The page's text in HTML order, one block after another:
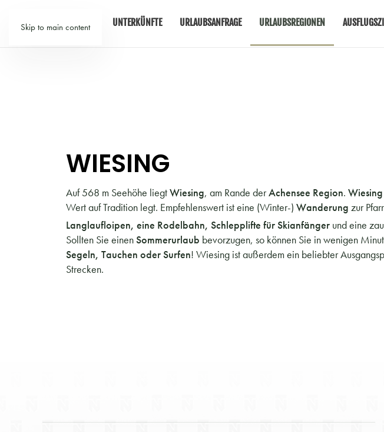
Skip to main content
TIROL UNTERKÜNFTE URLAUBSANFRAGE URLAUBSREGIONEN
WIESING
Auf 568 m Seehöhe liegtWiesing, am Rande derAchensee Region. Wiesing
Wert auf Tradition legt. Empfehlenswert ist eine (Winter-) Wanderung zur
Langlaufloipen, eine Rodelbahn, Schlepplifte für Skianfänger und eine
Sollten Sie einenSommerurlaub bevorzugen, so können Sie in wenigen
Segeln, Tauchen oder Surfen! Wiesing ist außerdem ein beliebter
Strecken.